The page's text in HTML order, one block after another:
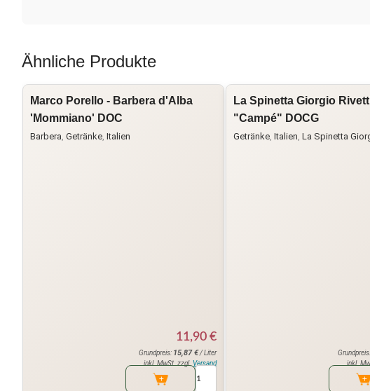
Ähnliche Produkte
Marco Porello - Barbera d'Alba
'Mommiano' DOC
Barbera Getränke Italien
11,90 €
Grundpreis: 15,87€/ Liter
inkl. MwSt. zzgl. Versand
La Spinetta Giorgio
"Campé" DOCG
Getränke Italien La Spinetta
Grundpreis:
inkl.